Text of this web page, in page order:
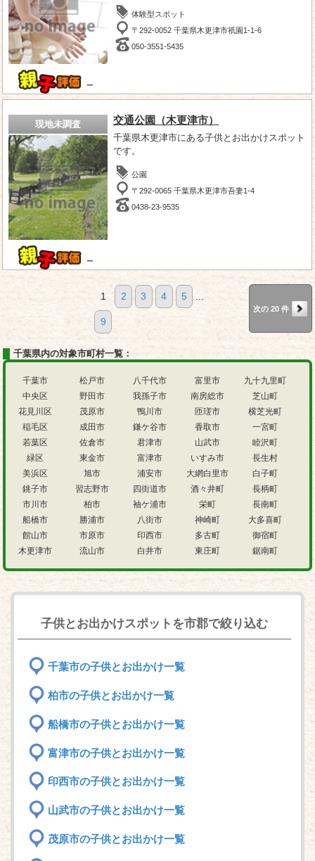
－
体験型スポット
〒292-0052 千葉県木更津市祇園1-1-6
050-3551-5435
現地未調査
－
交通公園（木更津市）
千葉県木更津市にある子供とお出かけスポット
です。
公園
〒292-0065 千葉県木更津市吾妻1-4
0438-23-9535
1 2 3 4 5
9
次の 20 件
千葉県内の対象市町村一覧：
千葉市
中央区
花見川区
稲毛区
若葉区
緑区
美浜区
銚子市
市川市
船橋市
館山市
木更津市
松戸市
野田市
茂原市
成田市
佐倉市
東金市
旭市
習志野市
柏市
勝浦市
市原市
流山市
八千代市
我孫子市
鴨川市
鎌ケ谷市
君津市
富津市
浦安市
四街道市
袖ケ浦市
八街市
印西市
白井市
富里市
南房総市
匝瑳市
香取市
山武市
いすみ市
大網白里市
酒々井町
栄町
神崎町
多古町
東庄町
九十九里町
芝山町
横芝光町
一宮町
睦沢町
長生村
白子町
長柄町
長南町
大多喜町
御宿町
鋸南町
子供とお出かけスポットを市郡で絞り込む
千葉市の子供とお出かけ一覧
柏市の子供とお出かけ一覧
船橋市の子供とお出かけ一覧
富津市の子供とお出かけ一覧
印西市の子供とお出かけ一覧
山武市の子供とお出かけ一覧
茂原市の子供とお出かけ一覧